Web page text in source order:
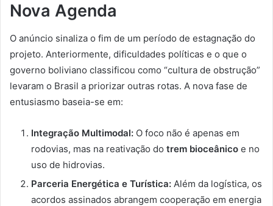
Nova Agenda
O anúncio sinaliza o fim de um período de estagnação do
projeto. Anteriormente, dificuldades políticas e o que o
governo boliviano classificou como “cultura de obstrução”
levaram o Brasil a priorizar outras rotas. A nova fase de
entusiasmo baseia-se em:
Integração Multimodal: O foco não é apenas em
rodovias, mas na reativação do trem bioceânico e no
uso de hidrovias.
Parceria Energética e Turística: Além da logística, os
acordos assinados abrangem cooperação em energia